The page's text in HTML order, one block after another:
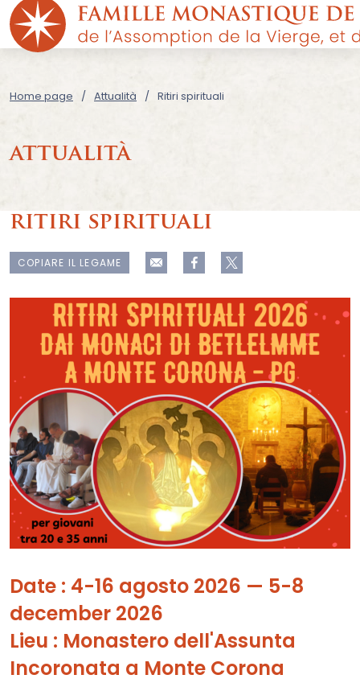
Home page Attualità Ritiri spirituali
attualità
ritiri spirituali
COPIARE IL LEGAME
Date : 4-16 agosto 2026 — 5-8
december 2026
Lieu : Monastero dell'Assunta
Incoronata a Monte Corona